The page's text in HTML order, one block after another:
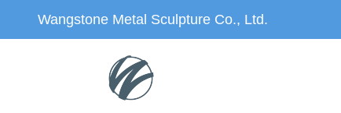
Wangstone Metal Sculpture Co., Ltd.